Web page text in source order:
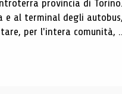
provincia di
al terminal degli
per l'intera comunità,